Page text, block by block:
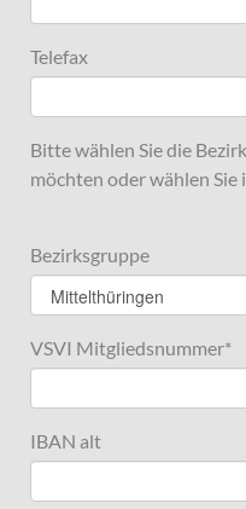
Telefax
Bitte wählen Sie die
möchten oder wählen
Bezirksgruppe
VSVI Mitgliedsnummer*
IBAN alt